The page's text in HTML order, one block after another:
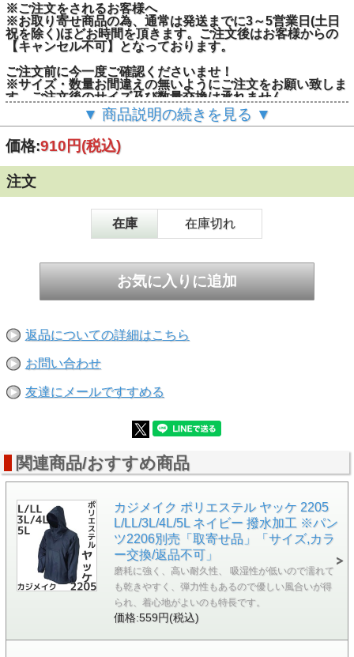
※ご注文をされるお客様へ
※お取り寄せ商品の為、通常は発送までに3～5営業日(土日
祝を除く)ほどお時間を頂きます。ご注文後はお客様からの
【キャンセル不可】となっております。
ご注文前に今一度ご確認くださいませ！
※サイズ・数量お間違えの無いようにご注文をお願い致しま
す。ご注文後のサイズ及び数量交換は承れません。
■打撃面幅：35mm
■ヘッド部寸法(横幅)：120mm
■石工作業全般、石割、はつり作業などに適しています。
▼ 商品説明の続きを見る ▼
価格:910円(税込)
注文
在庫 在庫切れ
返品についての詳細はこちら
お問い合わせ
友達にメールですすめる
関連商品/おすすめ商品
カジメイク ポリエステル ヤッケ 2205
L/LL/3L/4L/5L ネイビー 撥水加工 ※パン
ツ2206別売「取寄せ品」「サイズ,カラ
ー交換/返品不可」
磨耗に強く、高い耐久性、 吸湿性が低いので濡れて
も乾きやすく、弾力性もあるので優しい風合いが得
られ、着心地がよいのも特長です。
価格:559円(税込)